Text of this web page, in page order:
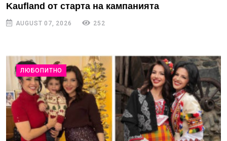
Kaufland от старта на кампанията
AUGUST 07, 2026 252
ЛЮБОПИТНО